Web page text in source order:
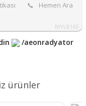
📞 Hemen Ara
MYL816S
/aeonradyator
ürünler